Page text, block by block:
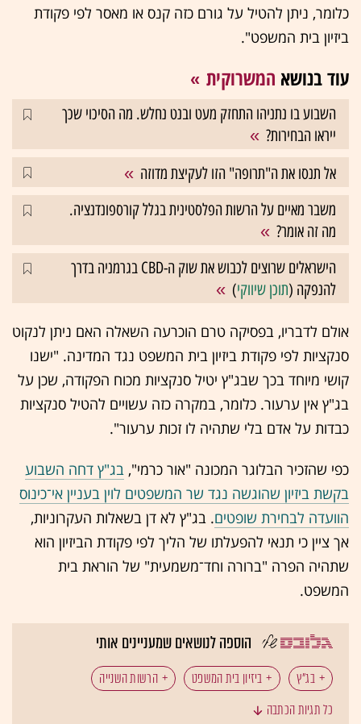
כלומר, ניתן להטיל על גורם כזה קנס או מאסר לפי פקודת
ביזיון בית המשפט".
עוד בנושא המשרוקית
השבוע בו נתניהו התחזק מעט ובנט נחלש. מה הסיכוי שכך
ייראו הבחירות?
אל תנסו את ה"תרופה" הזו לעקיצת מדוזה
משבר מאיים על הרשות הפלסטינית בגלל קורספונדנציה.
מה זה אומר?
הישראלים שרוצים לכבוש את שוק ה-CBD בגרמניה בדרך
להנפקה (תוכן שיווקי)
אולם לדבריו, בפסיקה טרם הוכרעה השאלה האם ניתן לנקוט
סנקציות לפי פקודת ביזיון בית המשפט נגד המדינה. "ישנו
קושי מיוחד בכך שבג"ץ יטיל סנקציות מכוח הפקודה, שכן על
בג"ץ אין ערעור. כלומר, במקרה כזה עשויים להטיל סנקציות
כבדות על אדם בלי שתהיה לו זכות ערעור".
כפי שהזכיר הבלוגר המכונה "אור כרמי", בג"ץ דחה השבוע
בקשת ביזיון שהוגשה נגד שר המשפטים לוין בעניין אי־כינוס
הוועדה לבחירת שופטים. בג"ץ לא דן בשאלות העקרוניות,
אך ציין כי תנאי להפעלתו של הליך לפי פקודת הביזיון הוא
שתהיה הפרה "ברורה וחד־משמעית" של הוראת בית
המשפט.
הוספה לנושאים שמעניינים אותי
בג"ץ ביזיון בית המשפט הרשות השנייה
כל תגיות הכתבה